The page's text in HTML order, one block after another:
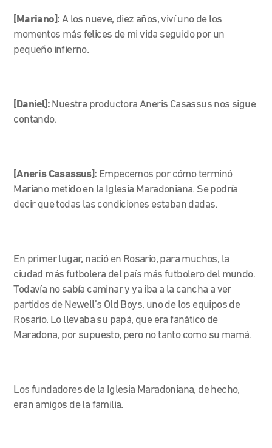
[Mariano]: A los nueve, diez años, viví uno de los
momentos más felices de mi vida seguido por un
pequeño infierno.
[Daniel]: Nuestra productora Aneris Casassus nos sigue
contando.
[Aneris Casassus]: Empecemos por cómo terminó
Mariano metido en la Iglesia Maradoniana. Se podría
decir que todas las condiciones estaban dadas.
En primer lugar, nació en Rosario, para muchos, la
ciudad más futbolera del país más futbolero del mundo.
Todavía no sabía caminar y ya iba a la cancha a ver
partidos de Newell’s Old Boys, uno de los equipos de
Rosario. Lo llevaba su papá, que era fanático de
Maradona, por supuesto, pero no tanto como su mamá.
Los fundadores de la Iglesia Maradoniana, de hecho,
eran amigos de la familia.